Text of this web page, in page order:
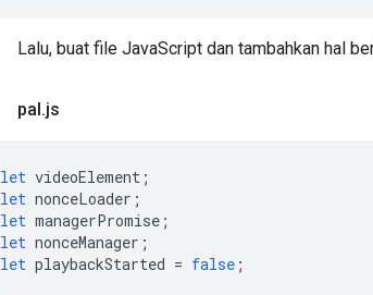
Lalu, buat file JavaScript dan tambahkan hal
pal.js
let videoElement ;
let nonceLoader ;
let managerPromise ;
let nonceManager ;
let playbackStarted = false ;